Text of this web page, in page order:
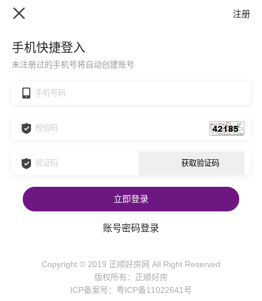
注册
手机快捷登入
未注册过的手机号将自动创建账号
立即登录
账号密码登录
Copyright © 2019 正顺好房网 All Right Reserved
版权所有：正顺好房
ICP备案号：粤ICP备11022641号